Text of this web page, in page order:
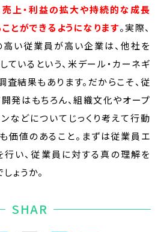
売上・利益の拡大や持続的な成長
とができるようになります。実際、
高い従業員が高い企業は、他社を
ているという、米デール・カーネギ
査結果もあります。だからこそ、従
発はもちろん、組織文化やオープ
などについてじっくり考えて行動
価値のあること。まずは従業員エ
行い、従業員に対する真の理解を
ょうか。
SHAR